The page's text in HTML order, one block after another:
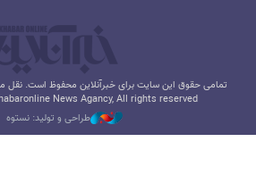
تمامی حقوق این سایت برای خبرآنلاین محفوظ است. نقل
News Agancy, All rights reserved
طراحی و تولید: نستوه